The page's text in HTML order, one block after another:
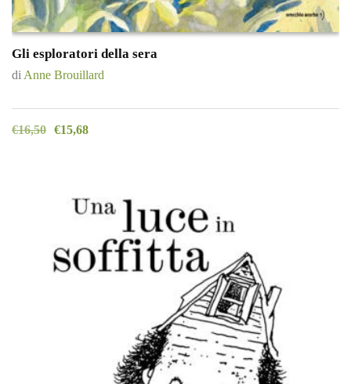
Gli esploratori della sera
di Anne Brouillard
€16,50 €15,68